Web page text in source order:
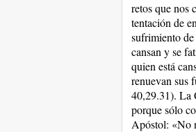
retos que nos
tentación de
sufrimiento
cansan y se
quien está
renuevan sus
40,29.31). La
porque sólo
Apóstol: «No